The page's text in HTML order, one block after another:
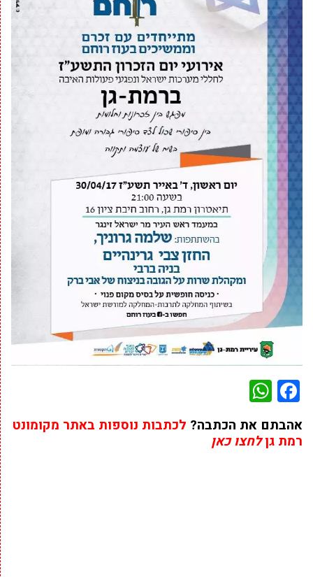
Facebook
אהבתם את הכתבה? לכתבות נוספות באתר מקומונט
רמת גןלחצו כאן